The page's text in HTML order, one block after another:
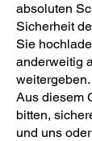
absoluten
Sicherheit
Sie
anderweitig
weitergeben.
Aus diesem
bitten,
und uns